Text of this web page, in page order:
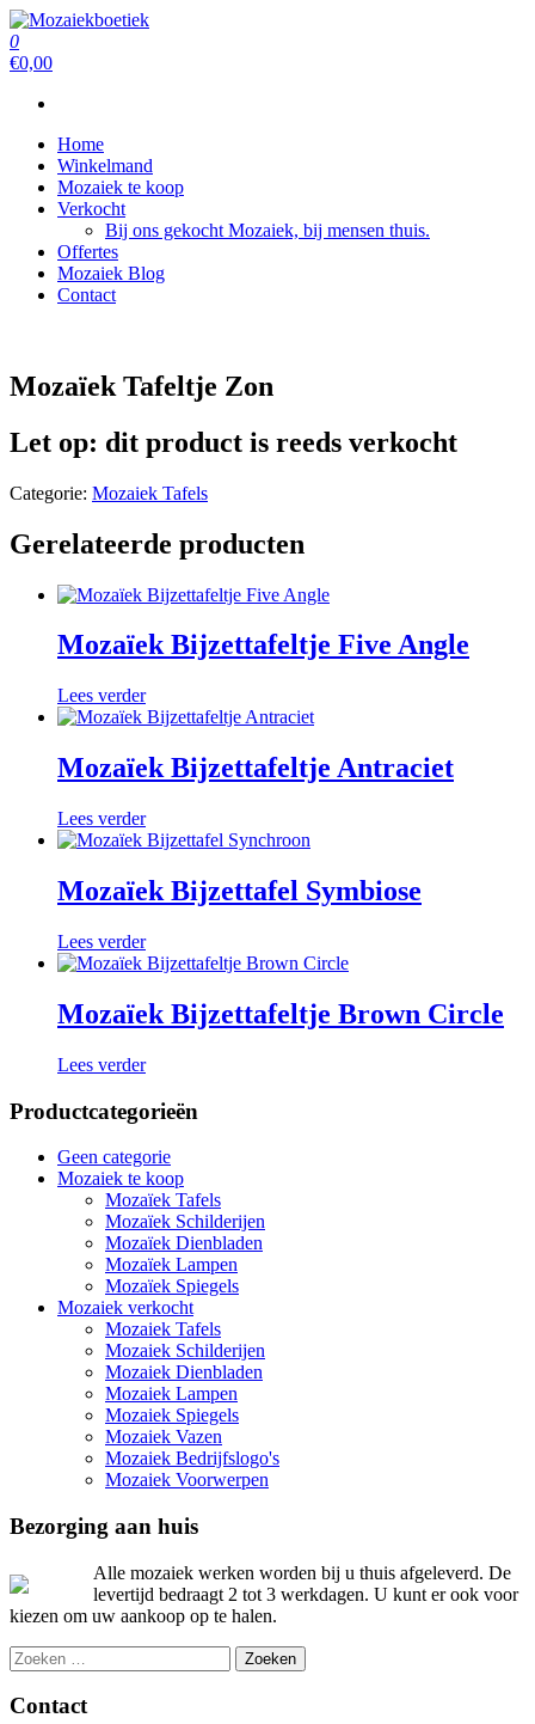
Ga
naar
de
Mozaiekboetiek
Mozaiekboetiek
0
€0,00
Home
Winkelmand
Mozaiek te koop
Verkocht
Bij ons gekocht Mozaiek, bij mensen thuis.
Offertes
Mozaiek Blog
Contact
Mozaïek Tafeltje Zon
Let op: dit product is reeds verkocht
Categorie: Mozaiek Tafels
Gerelateerde producten
Mozaïek Bijzettafeltje Five Angle
Lees verder
Mozaïek Bijzettafeltje Antraciet
Lees verder
Mozaïek Bijzettafel Symbiose
Lees verder
Mozaïek Bijzettafeltje Brown Circle
Lees verder
Productcategorieën
Geen categorie
Mozaiek te koop
Mozaïek Tafels
Mozaïek Schilderijen
Mozaïek Dienbladen
Mozaïek Lampen
Mozaïek Spiegels
Mozaiek verkocht
Mozaiek Tafels
Mozaiek Schilderijen
Mozaiek Dienbladen
Mozaiek Lampen
Mozaiek Spiegels
Mozaiek Vazen
Mozaiek Bedrijfslogo's
Mozaiek Voorwerpen
Bezorging aan huis
Alle mozaiek werken worden bij u thuis afgeleverd. De
levertijd bedraagt 2 tot 3 werkdagen. U kunt er ook voor
kiezen om uw aankoop op te halen.
Zoeken
naar:
Contact